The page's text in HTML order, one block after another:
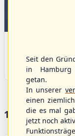
U-23 Baseball
Championship B Pool
17 Vereine im
Seit den
in Hamburg
getan.
In unserer
einen
die es mal
jetzt noch